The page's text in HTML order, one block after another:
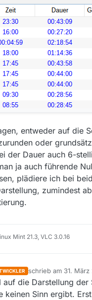
entweder auf die
oder
der Dauer auch 6-
ja auch führende
plädiere ich bei
zumindest
Mint 21.3, VLC 3.0.16
schrieb am 31.
zuletzt editiert von
die Darstellung der
keinen Sinn ergibt.